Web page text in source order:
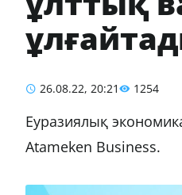
26.08.22, 20:21 1254
Еуразиялық
Atameken Business.